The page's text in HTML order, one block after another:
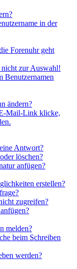
in der
Forenuhr geht
nicht zur Auswahl!
Benutzernamen
ändern?
Mail-Link klicke,
Antwort?
löschen?
anfügen?
erstellen?
zugreifen?
melden?
beim Schreiben
werden?